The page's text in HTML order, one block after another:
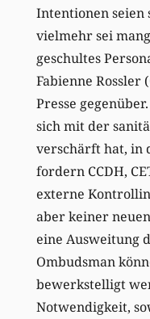
Intentionen seien
vielmehr sei
geschultes
Fabienne Rossler
Presse
sich mit der
verschärft hat, in
fordern CCDH,
externe
aber keiner
eine Ausweitung
Ombudsman
bewerkstelligt
Notwendigkeit,